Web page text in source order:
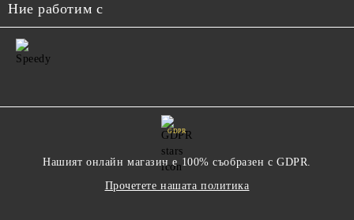
Ние работим с
GDPR
Нашият онлайн магазин е 100% съобразен с GDPR.
Прочетете нашата политика